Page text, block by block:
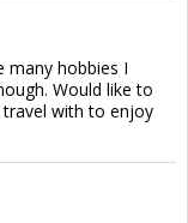
many hobbies I
Would like to
with to enjoy